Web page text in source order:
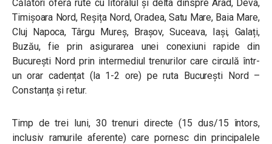
Călători oferă rute cu litoralul și delta dinspre Arad, Deva,
Timișoara Nord, Reșița Nord, Oradea, Satu Mare, Baia Mare,
Cluj Napoca, Târgu Mureș, Brașov, Suceava, Iași, Galați,
Buzău, fie prin asigurarea unei conexiuni rapide din
București Nord prin intermediul trenurilor care circulă într-
un orar cadențat (la 1-2 ore) pe ruta București Nord –
Constanța și retur.
Timp de trei luni, 30 trenuri directe (15 dus/15 întors,
inclusiv ramurile aferente) care pornesc din principalele